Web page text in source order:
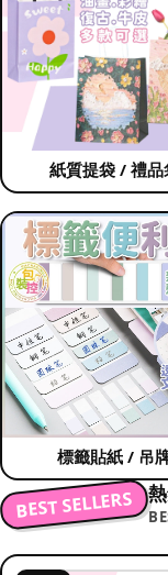
紙質提袋 / 禮品
標籤貼紙 / 吊
BEST SELLERS